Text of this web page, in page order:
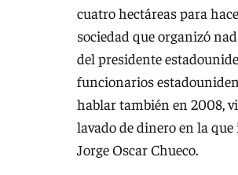
cuatro hectáreas para
sociedad que organizó
del presidente
funcionarios
hablar también en 2008,
lavado de dinero en la
Jorge Oscar Chueco.